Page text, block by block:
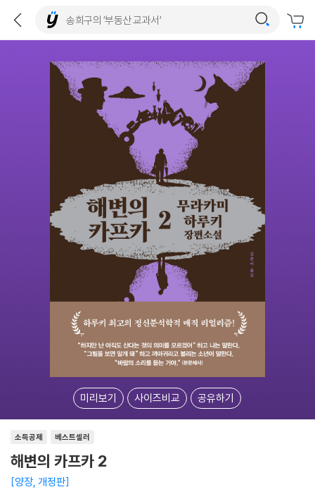
미리보기 사이즈비교 공유하기
소득공제 베스트셀러
해변의 카프카 2
양장, 개정판